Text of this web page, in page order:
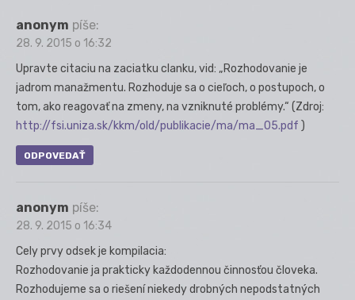
anonym píše:
28. 9. 2015 o 16:32
Upravte citaciu na zaciatku clanku, vid: „Rozhodovanie je
jadrom manažmentu. Rozhoduje sa o cieľoch, o postupoch, o
tom, ako reagovať na zmeny, na vzniknuté problémy.“ (Zdroj:
http://fsi.uniza.sk/kkm/old/publikacie/ma/ma_05.pdf )
ODPOVEDAŤ
anonym píše:
28. 9. 2015 o 16:34
Cely prvy odsek je kompilacia:
Rozhodovanie ja prakticky každodennou činnosťou človeka.
Rozhodujeme sa o riešení niekedy drobných nepodstatných